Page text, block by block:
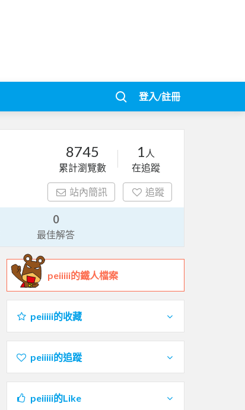
登入/註冊
8745
累計瀏覽數
1 人
在追蹤
站內簡訊 追蹤
0
最佳解答
peiiiii的鐵人檔案
peiiiii的收藏
peiiiii的追蹤
peiiiii的Like